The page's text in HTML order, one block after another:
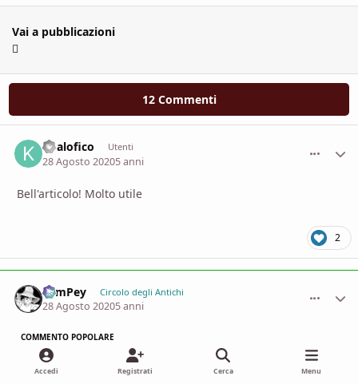
Vai a pubblicazioni
12 Commenti
Koalofico Utenti
28 Agosto 20205 anni
Bell'articolo! Molto utile
2
SamPey Circolo degli Antichi
28 Agosto 20205 anni
COMMENTO POPOLARE
Trovo che The Alexandrian abbia un ottimo blog e faccia
Accedi Registrati Cerca Menu